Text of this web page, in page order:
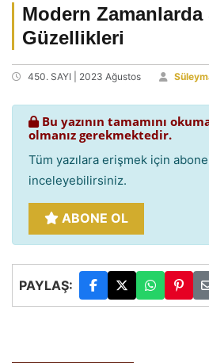
Modern
Güzellikleri
450. SAYI | 2023 Ağustos
Bu yazının tamamını
olmanız gerekmektedir.
Tüm yazılara erişmek için
inceleyebilirsiniz.
ABONE OL
PAYLAŞ: